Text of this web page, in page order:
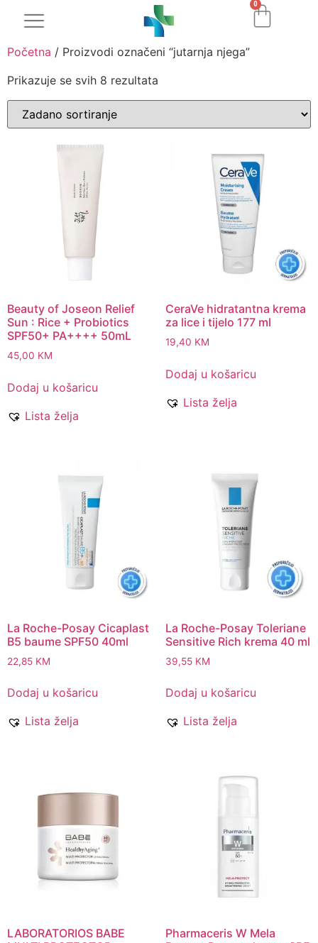
0
Početna / Proizvodi označeni “jutarnja njega”
Prikazuje se svih 8 rezultata
Beauty of Joseon Relief
Sun : Rice + Probiotics
SPF50+ PA++++ 50mL
45,00 KM
Dodaj u košaricu
Lista želja
CeraVe hidratantna krema
za lice i tijelo 177 ml
19,40 KM
Dodaj u košaricu
Lista želja
La Roche-Posay Cicaplast
B5 baume SPF50 40ml
22,85 KM
Dodaj u košaricu
Lista želja
La Roche-Posay Toleriane
Sensitive Rich krema 40 ml
39,55 KM
Dodaj u košaricu
Lista želja
LABORATORIOS BABE
Pharmaceris W Mela